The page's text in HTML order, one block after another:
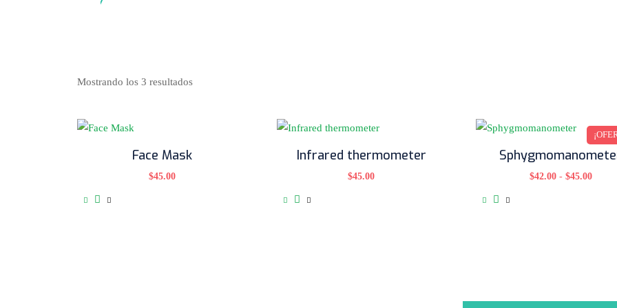
Mostrando los 3 resultados
Face Mask
$45.00
Infrared thermometer
$45.00 $42.00 - $45.00